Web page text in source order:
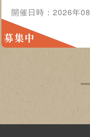
開催日時：2026年
募集中